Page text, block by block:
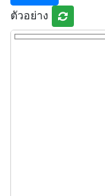
ตัวอย่าง